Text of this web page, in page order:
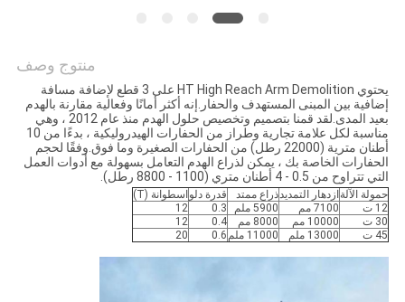
منتوج وصف
يحتوي HT High Reach Arm Demolition على 3 قطع لإضافة مسافة
إضافية بين المبنى المستهدف والحفار.إنه أكثر أمانًا وفعالية مقارنة بالهدم
بعيد المدى.لقد قمنا بتصميم وتخصيص حلول الهدم منذ عام 2012 ، وهي
مناسبة لكل علامة تجارية وطراز من الحفارات الهيدروليكية ، بدءًا من 10
أطنان مترية (22000 رطل) من الحفارات الصغيرة وما فوق.وفقًا لحجم
الحفارات الخاصة بك ، يمكن لذراع الهدم التعامل بسهولة مع أدوات العمل
التي تتراوح من 0.5 - 4 أطنان متري (1100 - 8800 رطل).
حمولة الآلة ازدهار التمديدذراع ممتد قدرة دلو اسطوانة (T)
12 ت
7100 مم 5900 ملم 0.3
12
30 ت
10000 مم 8000 مم 0.4
12
45 ت
13000 ملم 11000 ملم 0.6
20